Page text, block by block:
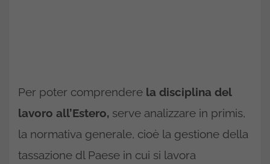
Per poter comprendere la disciplina del
lavoro all’Estero, serve analizzare in primis,
la normativa generale, cioè la gestione della
tassazione dl Paese in cui si lavora